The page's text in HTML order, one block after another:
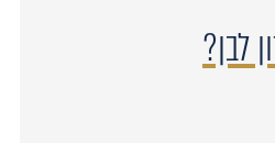
לבן?